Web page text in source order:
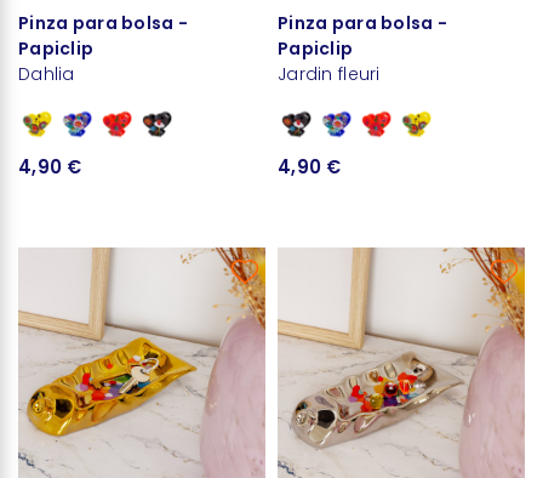
Pinza para bolsa -
Papiclip
Dahlia
4,90 €
Pinza para bolsa -
Papiclip
Jardin fleuri
4,90 €